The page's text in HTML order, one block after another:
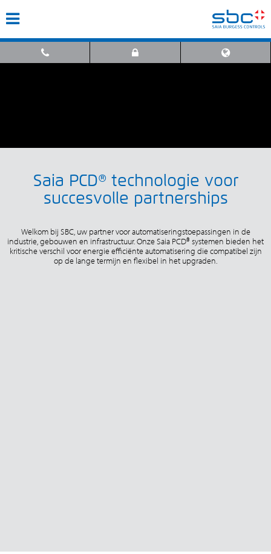
Saia PCD® technologie voor
succesvolle partnerships
Welkom bij SBC, uw partner voor automatiseringstoepassingen in de
industrie, gebouwen en infrastructuur. Onze Saia PCD® systemen bieden het
kritische verschil voor energie efficiënte automatisering die compatibel zijn
op de lange termijn en flexibel in het upgraden.